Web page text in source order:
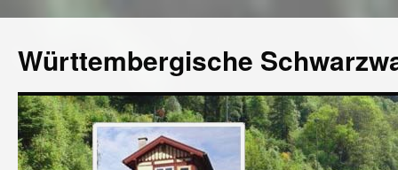
Württembergische